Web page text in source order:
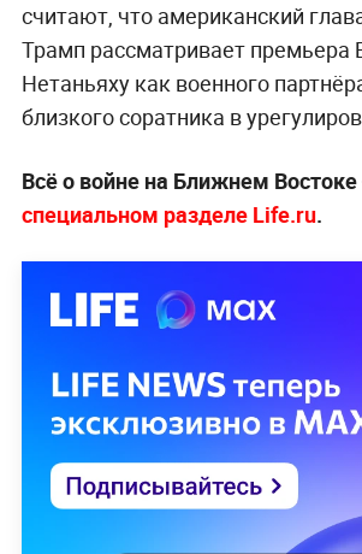
считают, что американский
Трамп рассматривает премьера
Нетаньяху как военного
близкого соратника в
Всё о войне на Ближнем
специальном разделе Life.ru.